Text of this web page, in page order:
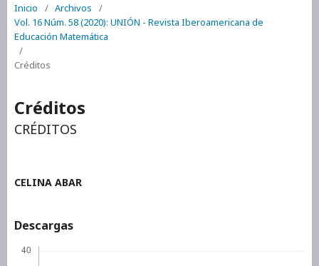
Inicio / Archivos
/
Vol. 16 Núm. 58 (2020): UNIÓN - Revista Iberoamericana de
Educación Matemática
/
Créditos
Créditos
CRÉDITOS
CELINA ABAR
Descargas